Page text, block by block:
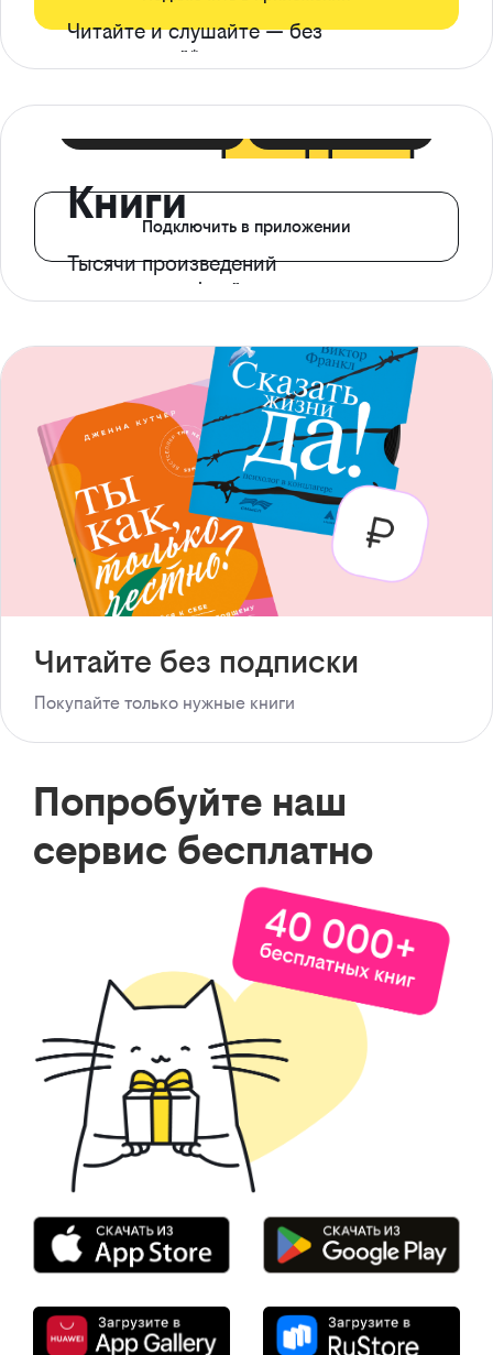
Читайте и слушайте — без
ограничений*
Книги
Тысячи произведений
с доступом офлайн
Подключить в приложении
Читайте без подписки
Покупайте только нужные книги
Попробуйте наш
сервис бесплатно